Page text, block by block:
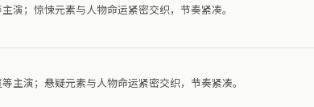
演；惊悚元素与人物命运紧密交织，节奏紧凑。
演；悬疑元素与人物命运紧密交织，节奏紧凑。